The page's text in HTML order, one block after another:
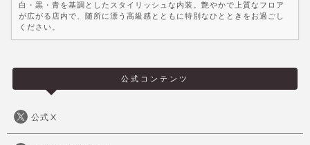
白・黒・青を基調としたスタイリッシュな内装。艶やかで上質なフロア
が広がる店内で、随所に漂う高級感とともに特別なひとときをお過ごし
ください。
公式コンテンツ
公式Ⅹ